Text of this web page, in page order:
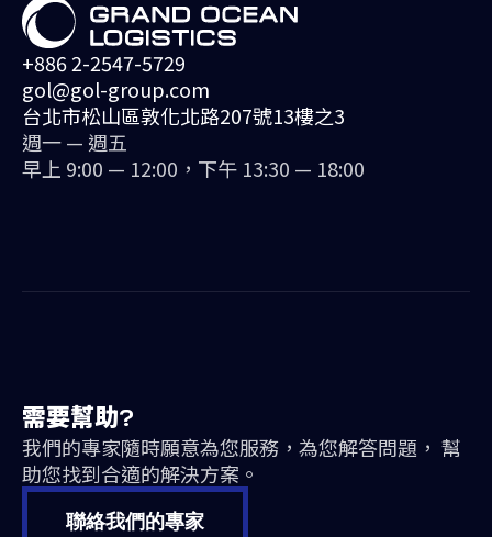
+886 2-2547-5729
gol@gol-group.com
台北市松山區敦化北路207號13樓之3
週一 — 週五
早上 9:00 — 12:00，下午 13:30 — 18:00
需要幫助?
我們的專家隨時願意為您服務，為您解答問題， 幫
助您找到合適的解決方案。
聯絡我們的專家